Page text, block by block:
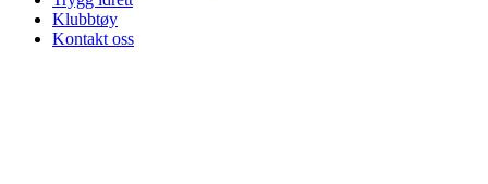
Klubbtøy
Kontakt oss